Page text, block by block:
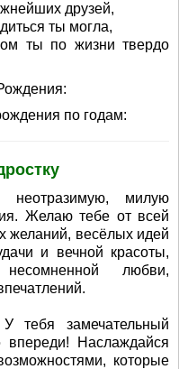
друзей,
ты могла,
ты по жизни твердо
по годам:
неотразимую, милую
Желаю тебе от всей
желаний, весёлых идей
и вечной красоты,
любви,
тебя замечательный
Наслаждайся
которые